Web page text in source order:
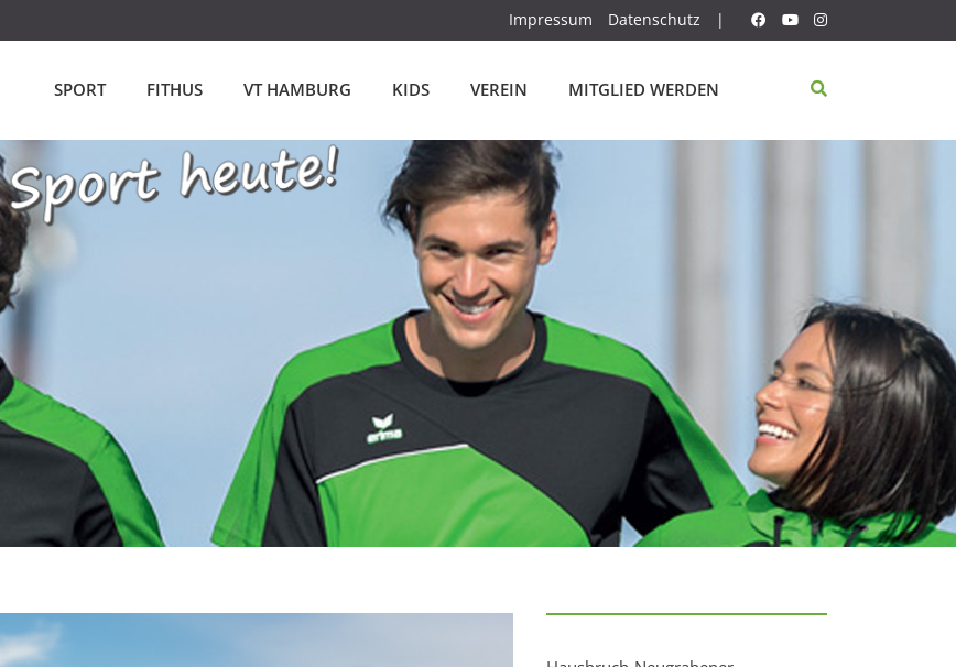
Impressum Datenschutz |
SPORT FITHUS VT HAMBURG KIDS VEREIN MITGLIED WERDEN